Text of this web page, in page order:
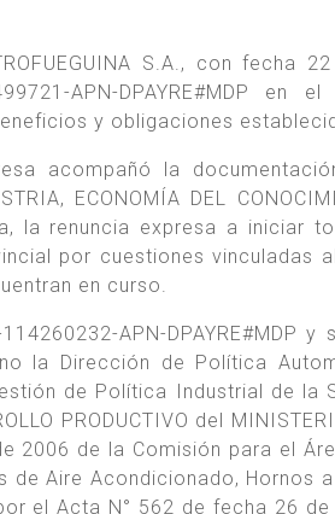
S.A., con fecha
APN-DPAYRE#MDP en
y obligaciones
acompañó la
ECONOMÍA DEL
la renuncia expresa a iniciar
por cuestiones vinculadas
en curso.
APN-DPAYRE#MDP
la Dirección de Política
de Política Industrial de la
PRODUCTIVO del
de la Comisión para el
Aire Acondicionado, Hornos
el Acta N° 562 de fecha 26